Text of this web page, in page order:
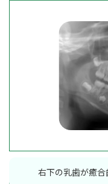
右下の乳歯が癒合